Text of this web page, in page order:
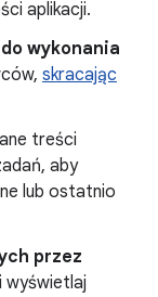
aplikacji.
wykonania
skracając
treści
aby
lub ostatnio
przez
wyświetlaj